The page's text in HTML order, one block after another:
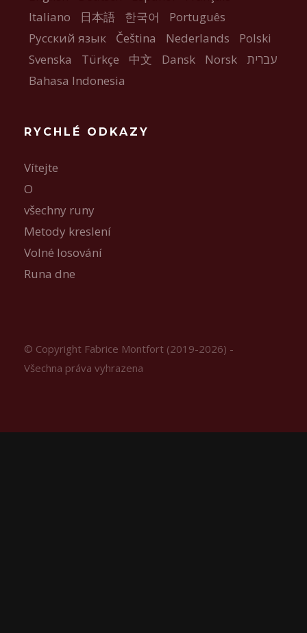
Italiano
日本語 한국어
Português
Русский язык
Čeština Nederlands
Polski
Svenska
Türkçe 中文 Dansk Norsk
עברית
Bahasa Indonesia
RYCHLÉ ODKAZY
Vítejte
O
všechny runy
Metody kreslení
Volné losování
Runa dne
© Copyright Fabrice Montfort (2019-2026) -
Všechna práva vyhrazena